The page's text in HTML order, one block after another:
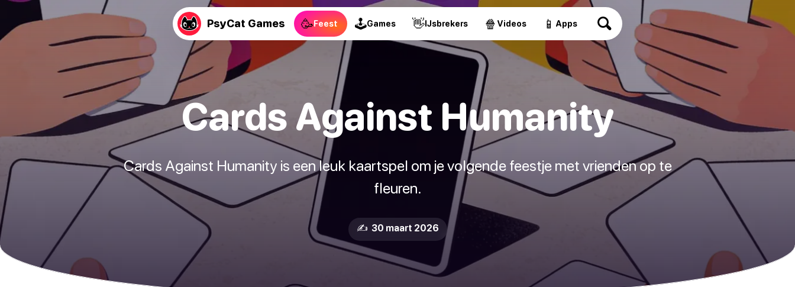
PsyCat Games 🥳Feest 🕹Games 👋IJsbrekers 🍿 Videos 📱 Apps
Cards Against Humanity
Cards Against Humanity is een leuk kaartspel om je volgende feestje met vrienden op te
fleuren.
✍️ 30 maart 2026